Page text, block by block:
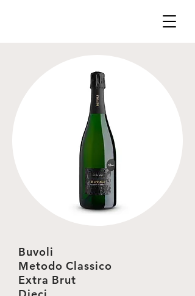
Buvoli
Metodo Classico
Extra Brut